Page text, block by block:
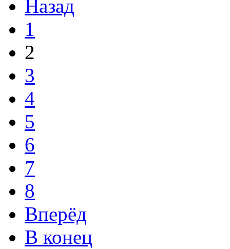
Назад
1
2
3
4
5
6
7
8
Вперёд
В конец